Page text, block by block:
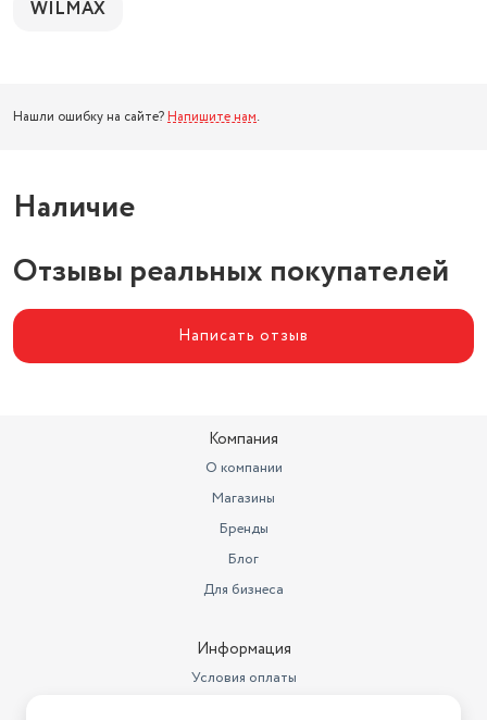
WILMAX
Нашли ошибку на сайте? Напишите нам.
Наличие
Отзывы реальных покупателей
Написать отзыв
Компания
О компании
Магазины
Бренды
Блог
Для бизнеса
Информация
Условия оплаты